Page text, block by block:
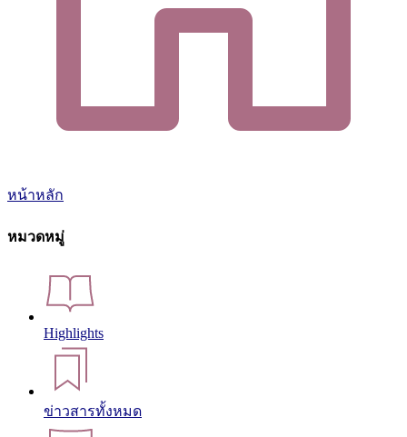
หน้าหลัก
หมวดหมู่
Highlights
ข่าวสารทั้งหมด